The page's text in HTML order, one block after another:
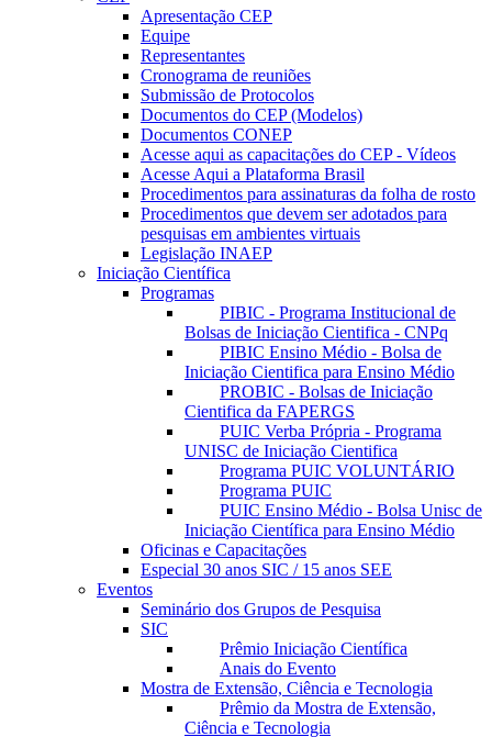
Apresentação CEP
Equipe
Representantes
Cronograma de reuniões
Submissão de Protocolos
Documentos do CEP (Modelos)
Documentos CONEP
Acesse aqui as capacitações do CEP - Vídeos
Acesse Aqui a Plataforma Brasil
Procedimentos para assinaturas da folha de rosto
Procedimentos que devem ser adotados para
pesquisas em ambientes virtuais
Legislação INAEP
Iniciação Científica
Programas
PIBIC - Programa Institucional de
Bolsas de Iniciação Cientifica - CNPq
PIBIC Ensino Médio - Bolsa de
Iniciação Cientifica para Ensino Médio
PROBIC - Bolsas de Iniciação
Cientifica da FAPERGS
PUIC Verba Própria - Programa
UNISC de Iniciação Cientifica
Programa PUIC VOLUNTÁRIO
Programa PUIC
PUIC Ensino Médio - Bolsa Unisc de
Iniciação Científica para Ensino Médio
Oficinas e Capacitações
Especial 30 anos SIC / 15 anos SEE
Eventos
Seminário dos Grupos de Pesquisa
SIC
Prêmio Iniciação Científica
Anais do Evento
Mostra de Extensão, Ciência e Tecnologia
Prêmio da Mostra de Extensão,
Ciência e Tecnologia